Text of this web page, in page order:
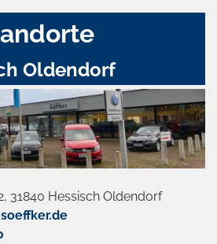
Oldendorf
31840 Hessisch Oldendorf